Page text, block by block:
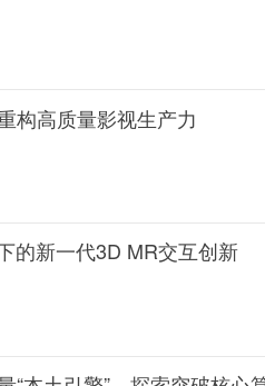
构高质量影视生产力
的新一代3D MR交互创新